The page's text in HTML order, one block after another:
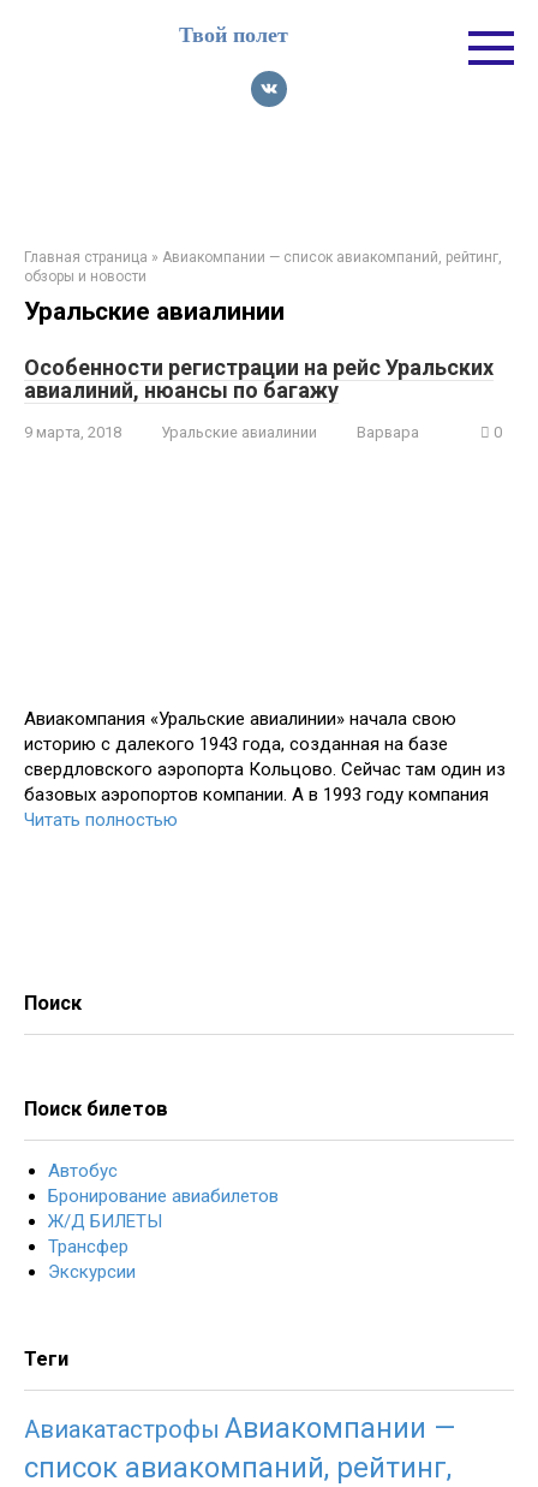
Твой полет
Главная страница » Авиакомпании — список авиакомпаний, рейтинг,
обзоры и новости
Уральские авиалинии
Особенности регистрации на рейс Уральских
авиалиний, нюансы по багажу
9 марта, 2018 Уральские авиалинии Варвара 0
Авиакомпания «Уральские авиалинии» начала свою
историю с далекого 1943 года, созданная на базе
свердловского аэропорта Кольцово. Сейчас там один из
базовых аэропортов компании. А в 1993 году компания
Читать полностью
Поиск
Поиск билетов
Автобус
Бронирование авиабилетов
Ж/Д БИЛЕТЫ
Трансфер
Экскурсии
Теги
Авиакатастрофы Авиакомпании —
список авиакомпаний, рейтинг,